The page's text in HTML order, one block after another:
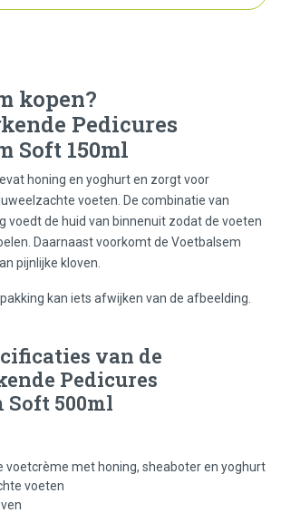
kopen?
Pedicures
Soft 150ml
honing en yoghurt en zorgt voor
voeten. De combinatie van
voedt de huid van binnenuit zodat de voeten
Daarnaast voorkomt de Voetbalsem
pijnlijke kloven.
kan iets afwijken van de afbeelding.
van de
Pedicures
Soft 500ml
voetcrème met honing, sheaboter en yoghurt
voeten